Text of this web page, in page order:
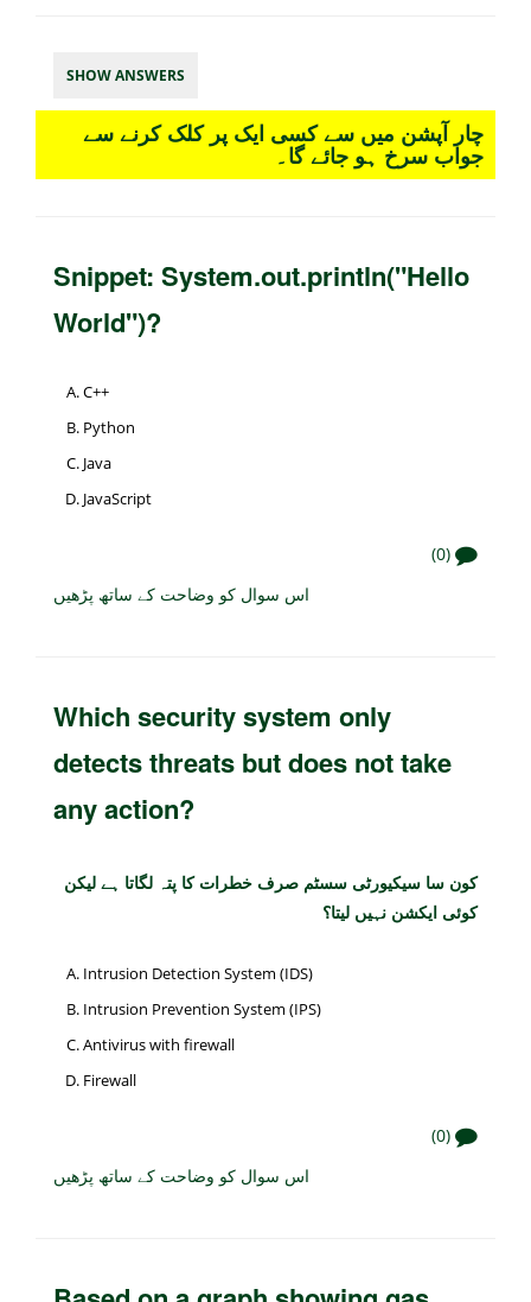
SHOW ANSWERS
چار آپشن میں سے کسی ایک پر کلک کرنے سے
جواب سرخ ہو جائے گا۔
Snippet: System.out.println("Hello
World")?
C++
Python
Java
JavaScript
(0)
اس سوال کو وضاحت کے ساتھ پڑھیں
Which security system only
detects threats but does not take
any action?
کون سا سیکیورٹی سسٹم صرف خطرات کا پتہ لگاتا ہے لیکن
کوئی ایکشن نہیں لیتا؟
Intrusion Detection System (IDS)
Intrusion Prevention System (IPS)
Antivirus with firewall
Firewall
(0)
اس سوال کو وضاحت کے ساتھ پڑھیں